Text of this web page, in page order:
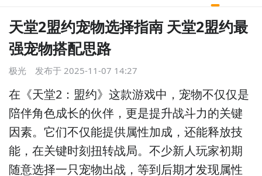
天堂2盟约宠物选择指南 天堂2盟约最
强宠物搭配思路
极光 发布于 2025-11-07 14:27
在《天堂2：盟约》这款游戏中，宠物不仅仅是
陪伴角色成长的伙伴，更是提升战斗力的关键
因素。它们不仅能提供属性加成，还能释放技
能，在关键时刻扭转战局。不少新人玩家初期
随意选择一只宠物出战，等到后期才发现属性